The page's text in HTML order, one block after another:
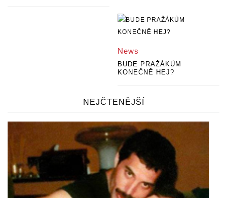
News
BUDE PRAŽÁKŮM
KONEČNĚ HEJ?
NEJČTENĚJŠÍ